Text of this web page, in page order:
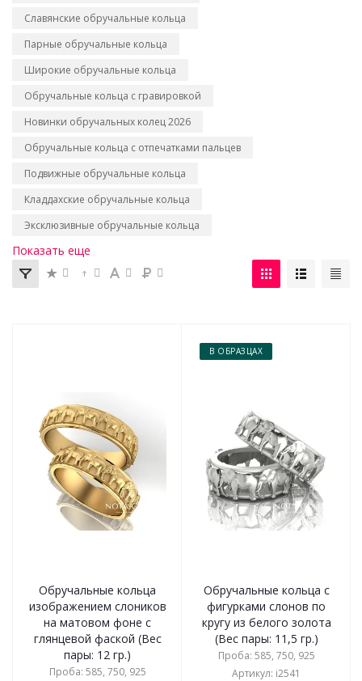
Славянские обручальные кольца
Парные обручальные кольца
Широкие обручальные кольца
Обручальные кольца с гравировкой
Новинки обручальных колец 2026
Обручальные кольца с отпечатками пальцев
Подвижные обручальные кольца
Кладдахские обручальные кольца
Эксклюзивные обручальные кольца
Показать еще
Обручальные кольца
изображением слоников
на матовом фоне с
глянцевой фаской (Вес
пары: 12 гр.)
Проба: 585, 750, 925
В ОБРАЗЦАХ
Обручальные кольца с
фигурками слонов по
кругу из белого золота
(Вес пары: 11,5 гр.)
Проба: 585, 750, 925
Артикул: i2541